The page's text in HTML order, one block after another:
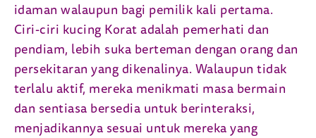
idaman walaupun bagi pemilik kali pertama.
Ciri-ciri kucing Korat adalah pemerhati dan
pendiam, lebih suka berteman dengan orang dan
persekitaran yang dikenalinya. Walaupun tidak
terlalu aktif, mereka menikmati masa bermain
dan sentiasa bersedia untuk berinteraksi,
menjadikannya sesuai untuk mereka yang